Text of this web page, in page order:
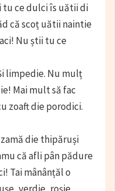
tu ce dulci îs uătii di
că scoț uătii naintie
Nu știi tu ce
limpedie. Nu mulț
Mai mult să fac
zoaft die porodici.
die thipăruși
că afli pân pădure
Tai mânânțăl o